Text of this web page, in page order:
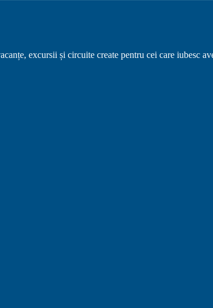
excursii și circuite create pentru cei care iubesc